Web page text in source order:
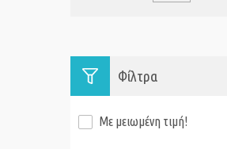
Φίλτρα
Με μειωμένη τιμή!